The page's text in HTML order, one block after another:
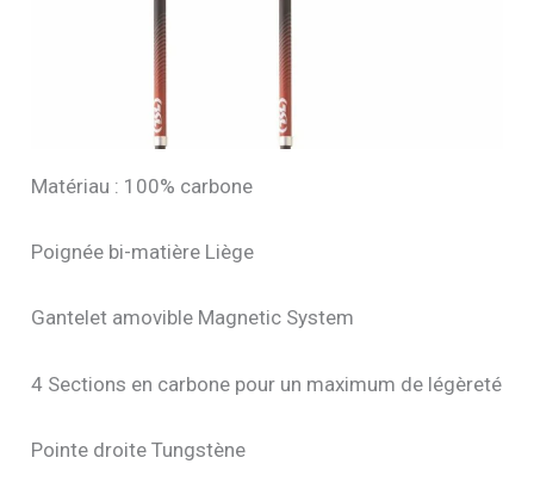
Matériau : 100% carbone
Poignée bi-matière Liège
Gantelet amovible Magnetic System
4 Sections en carbone pour un maximum de légèreté
Pointe droite Tungstène